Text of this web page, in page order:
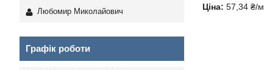
Ціна: 57,34 ₴/м
Любомир Миколайович
Графік роботи